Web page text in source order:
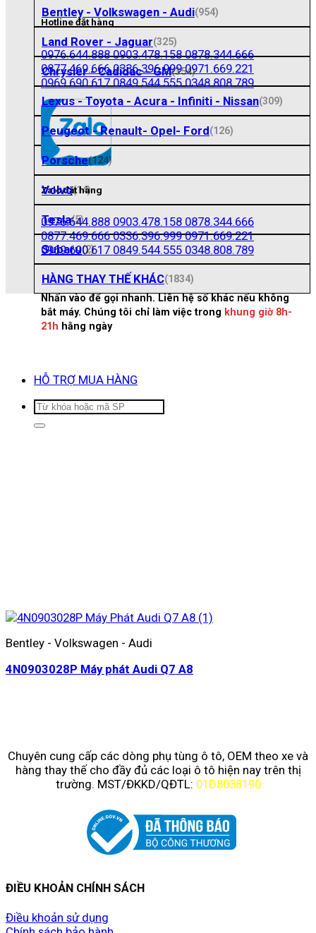
Hotline đặt hàng
0976.644.888 0903.478.158 0878.344.666
0877.469.666 0336.396.999 0971.669.221
0969.690.617 0849.544.555 0348.808.789
Zalo đặt hàng
0976.644.888 0903.478.158 0878.344.666
0877.469.666 0336.396.999 0971.669.221
0969.690.617 0849.544.555 0348.808.789
Nhấn vào để gọi nhanh. Liên hệ số khác nếu không
bắt máy. Chúng tôi chỉ làm việc trong khung giờ 8h-
21h hằng ngày
HỖ TRỢ MUA HÀNG
Tìm
kiếm:
Bentley - Volkswagen - Audi(954)
Land Rover - Jaguar(325)
Chrysler - Cadidac - GM(354)
Lexus - Toyota - Acura - Infiniti - Nissan(309)
Peugeot - Renault- Opel- Ford(126)
Porsche(124)
Volvo(14)
Tesla(5)
Subaru(2)
HÀNG THAY THẾ KHÁC(1834)
Bentley - Volkswagen - Audi
4N0903028P Máy phát Audi Q7 A8
Chuyên cung cấp các dòng phụ tùng ô tô, OEM theo xe và
hàng thay thế cho đầy đủ các loại ô tô hiện nay trên thị
trường. MST/ĐKKD/QĐTL: 01D8038190
ĐIỀU KHOẢN CHÍNH SÁCH
Điều khoản sử dụng